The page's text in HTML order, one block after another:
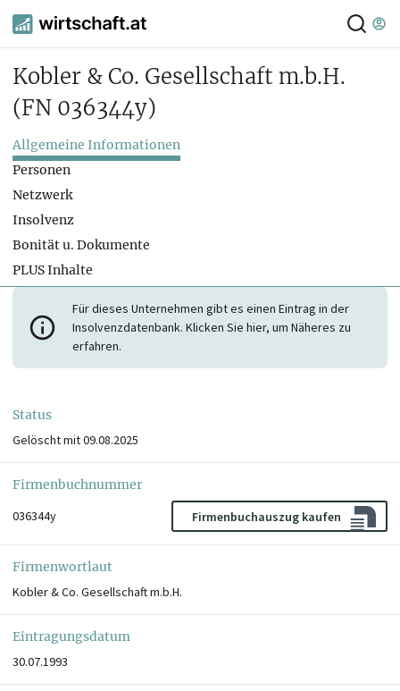
Kobler & Co. Gesellschaft m.b.H.
(FN 036344y)
Allgemeine Informationen
Personen
Netzwerk
Insolvenz
Bonität u. Dokumente
PLUS Inhalte
Für dieses Unternehmen gibt es einen Eintrag in der
Insolvenzdatenbank. Klicken Sie hier, um Näheres zu
erfahren.
Status
Gelöscht mit 09.08.2025
Firmenbuchnummer
036344y
Firmenbuchauszug kaufen
Firmenwortlaut
Kobler & Co. Gesellschaft m.b.H.
Eintragungsdatum
30.07.1993